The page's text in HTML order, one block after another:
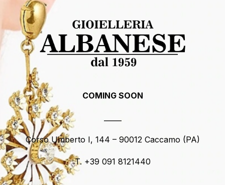
COMING SOON
Corso Umberto I, 144 – 90012 Caccamo (PA)
T. +39 091 8121440